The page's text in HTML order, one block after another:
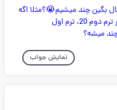
نمایش جواب